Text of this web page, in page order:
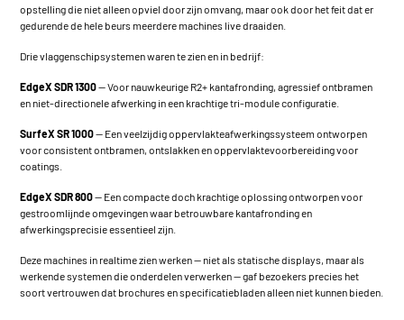
opstelling die niet alleen opviel door zijn omvang, maar ook door het feit dat er
gedurende de hele beurs meerdere machines live draaiden.
Drie vlaggenschipsystemen waren te zien en in bedrijf:
EdgeX SDR 1300— Voor nauwkeurige R2+ kantafronding, agressief ontbramen
en niet-directionele afwerking in een krachtige tri-module configuratie.
SurfeX SR 1000— Een veelzijdig oppervlakteafwerkingssysteem ontworpen
voor consistent ontbramen, ontslakken en oppervlaktevoorbereiding voor
coatings.
EdgeX SDR 800— Een compacte doch krachtige oplossing ontworpen voor
gestroomlijnde omgevingen waar betrouwbare kantafronding en
afwerkingsprecisie essentieel zijn.
Deze machines in realtime zien werken — niet als statische displays, maar als
werkende systemen die onderdelen verwerken — gaf bezoekers precies het
soort vertrouwen dat brochures en specificatiebladen alleen niet kunnen bieden.